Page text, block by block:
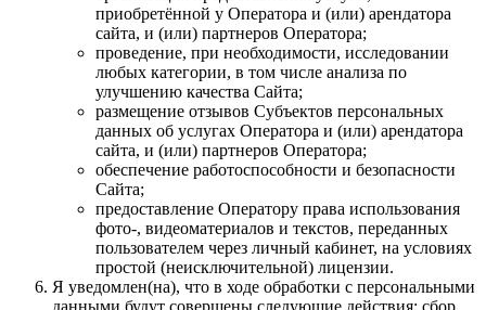
приобретённой у Оператора и (или) арендатора
сайта, и (или) партнеров Оператора;
проведение, при необходимости, исследовании
любых категории, в том числе анализа по
улучшению качества Сайта;
размещение отзывов Субъектов персональных
данных об услугах Оператора и (или) арендатора
сайта, и (или) партнеров Оператора;
обеспечение работоспособности и безопасности
Сайта;
предоставление Оператору права использования
фото-, видеоматериалов и текстов, переданных
пользователем через личный кабинет, на условиях
простой (неисключительной) лицензии.
Я уведомлен(на), что в ходе обработки с персональными
данными будут совершены следующие действия: сбор,